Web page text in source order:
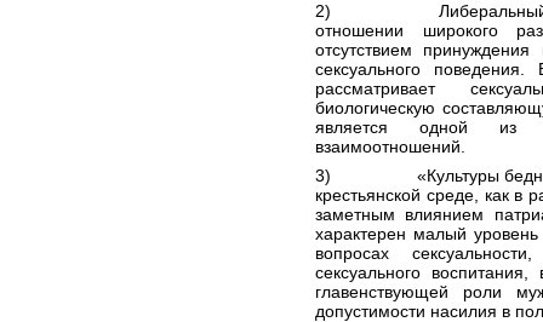
2) Либеральный тип,
отношении широкого
отсутствием
сексуального
рассматривает
биологическую
является одной из
взаимоотношений.
3) «Культуры
крестьянской среде, как в
заметным влиянием
характерен малый
вопросах
сексуального воспитания ,
главенствующей роли
допустимости насилия в